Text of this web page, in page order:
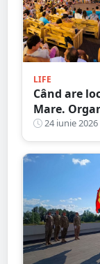
LIFE
Când are
Mare.
vibrantă și
24 iunie 2026